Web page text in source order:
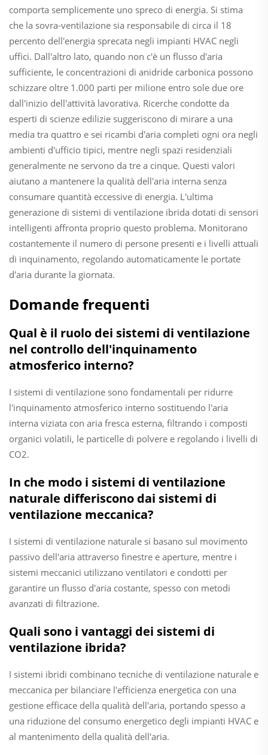
comporta semplicemente uno spreco di energia. Si stima
che la sovra-ventilazione sia responsabile di circa il 18
percento dell'energia sprecata negli impianti HVAC negli
uffici. Dall'altro lato, quando non c'è un flusso d'aria
sufficiente, le concentrazioni di anidride carbonica possono
schizzare oltre 1.000 parti per milione entro sole due ore
dall'inizio dell'attività lavorativa. Ricerche condotte da
esperti di scienze edilizie suggeriscono di mirare a una
media tra quattro e sei ricambi d'aria completi ogni ora negli
ambienti d'ufficio tipici, mentre negli spazi residenziali
generalmente ne servono da tre a cinque. Questi valori
aiutano a mantenere la qualità dell'aria interna senza
consumare quantità eccessive di energia. L'ultima
generazione di sistemi di ventilazione ibrida dotati di sensori
intelligenti affronta proprio questo problema. Monitorano
costantemente il numero di persone presenti e i livelli attuali
di inquinamento, regolando automaticamente le portate
d'aria durante la giornata.
Domande frequenti
Qual è il ruolo dei sistemi di ventilazione
nel controllo dell'inquinamento
atmosferico interno?
I sistemi di ventilazione sono fondamentali per ridurre
l'inquinamento atmosferico interno sostituendo l'aria
interna viziata con aria fresca esterna, filtrando i composti
organici volatili, le particelle di polvere e regolando i livelli di
CO2.
In che modo i sistemi di ventilazione
naturale differiscono dai sistemi di
ventilazione meccanica?
I sistemi di ventilazione naturale si basano sul movimento
passivo dell'aria attraverso finestre e aperture, mentre i
sistemi meccanici utilizzano ventilatori e condotti per
garantire un flusso d'aria costante, spesso con metodi
avanzati di filtrazione.
Quali sono i vantaggi dei sistemi di
ventilazione ibrida?
I sistemi ibridi combinano tecniche di ventilazione naturale e
meccanica per bilanciare l'efficienza energetica con una
gestione efficace della qualità dell'aria, portando spesso a
una riduzione del consumo energetico degli impianti HVAC e
al mantenimento della qualità dell'aria.